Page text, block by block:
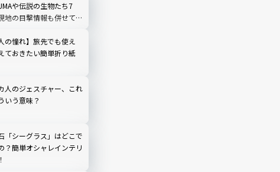
や伝説の生物たち7
の目撃情報も併せて紹
の憧れ】旅先でも使え
ておきたい簡単折り紙
人のジェスチャー、これ
いう意味？
「シーグラス」はどこで
？簡単オシャレインテリ